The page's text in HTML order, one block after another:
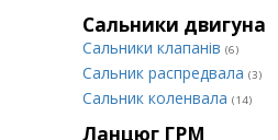
Сальники двигуна
Сальники клапанів (6)
Сальник распредвала (3)
Сальник коленвала (14)
Ланцюг ГРМ